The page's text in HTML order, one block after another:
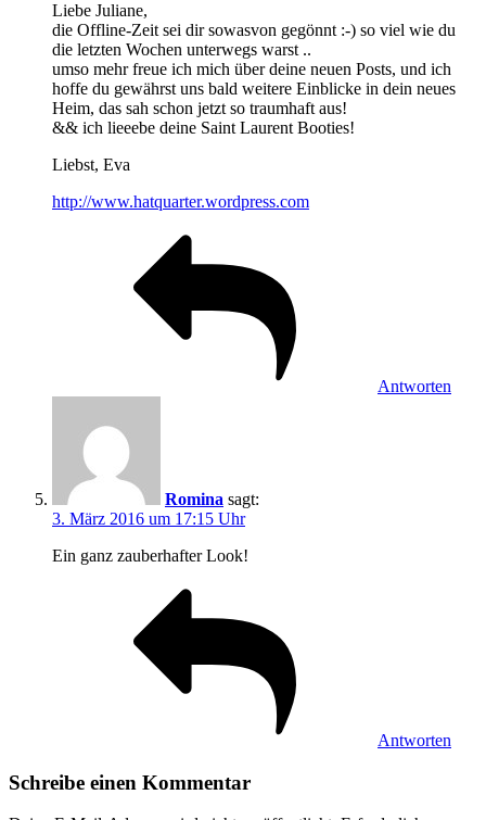
Liebe Juliane,
die Offline-Zeit sei dir sowasvon gegönnt :-) so viel wie du
die letzten Wochen unterwegs warst ..
umso mehr freue ich mich über deine neuen Posts, und ich
hoffe du gewährst uns bald weitere Einblicke in dein neues
Heim, das sah schon jetzt so traumhaft aus!
&& ich lieeebe deine Saint Laurent Booties!
Liebst, Eva
http://www.hatquarter.wordpress.com
Antworten
Romina sagt:
3. März 2016 um 17:15 Uhr
Ein ganz zauberhafter Look!
Antworten
Schreibe einen Kommentar